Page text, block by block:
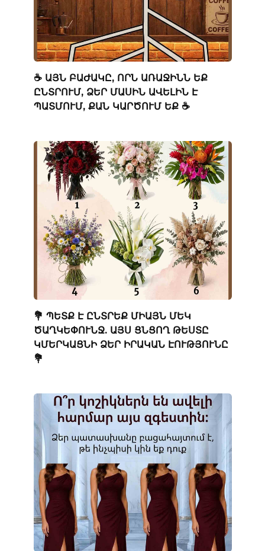
☕ ԱՅՆ ԲԱԺԱԿԸ, ՈՐՆ ԱՌԱՋԻՆՆ ԵՔ
ԸՆՏՐՈՒՄ, ՁԵՐ ՄԱՍԻՆ ԱՎԵԼԻՆ Է
ՊԱՏՄՈՒՄ, ՔԱՆ ԿԱՐԾՈՒՄ ԵՔ ☕
💐 ՊԵՏՔ Է ԸՆՏՐԵՔ ՄԻԱՅՆ ՄԵԿ
ԾԱՂԿԵՓՈՒՆՋ. ԱՅՍ ՑՆՑՈՂ ԹԵՍՏԸ
ԿՄԵՐԿԱՑՆԻ ՁԵՐ ԻՐԱԿԱՆ ԷՈՒԹՅՈՒՆԸ
💐